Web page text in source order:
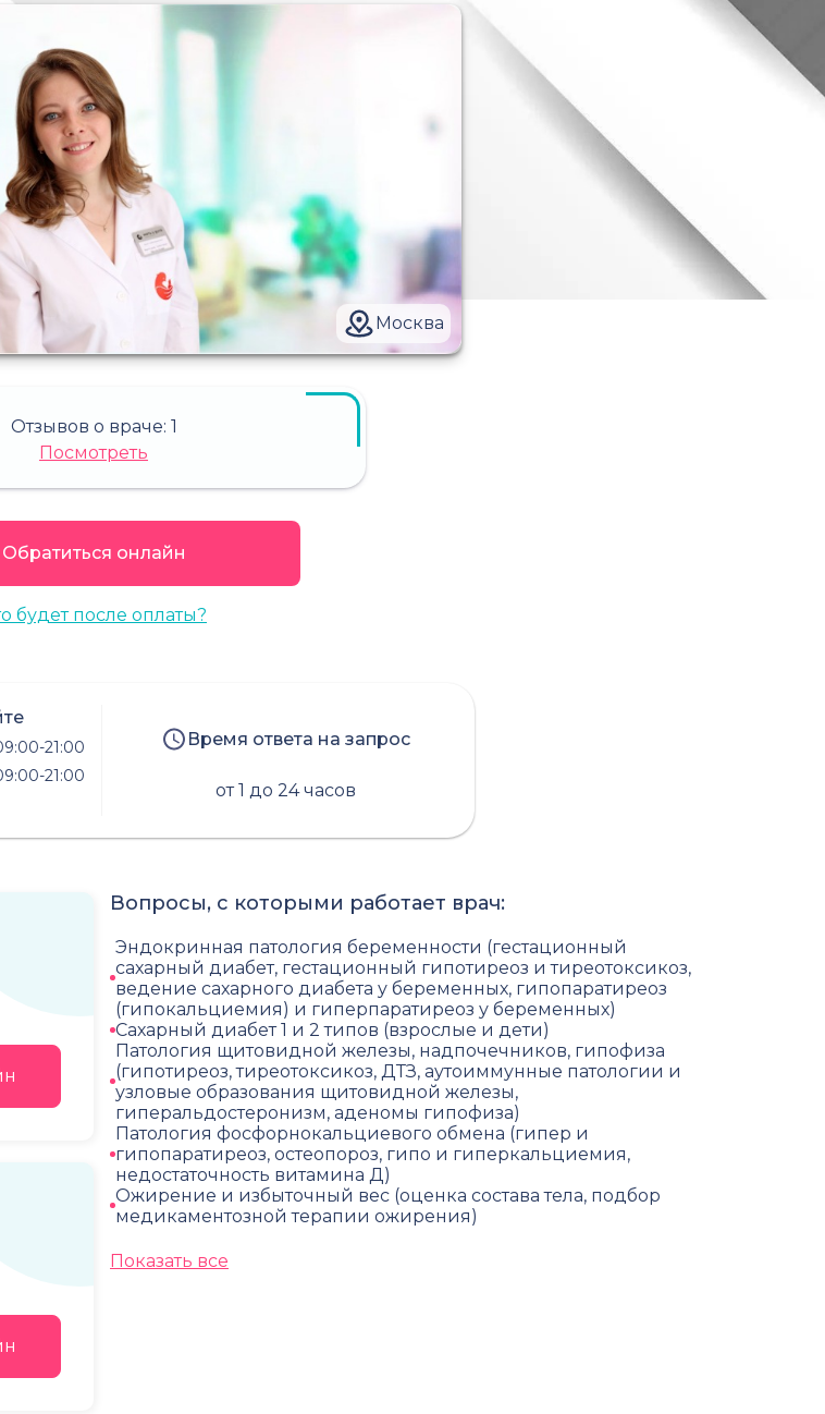
Москва
Отзывов о враче: 1
Посмотреть
Обратиться онлайн
будет после оплаты?
21:00
21:00
Время ответа на запрос
от 1 до 24 часов
Вопросы, с которыми работает врач:
Эндокринная патология беременности (гестационный
сахарный диабет, гестационный гипотиреоз и тиреотоксикоз,
ведение сахарного диабета у беременных, гипопаратиреоз
(гипокальциемия) и гиперпаратиреоз у беременных)
Сахарный диабет 1 и 2 типов (взрослые и дети)
Патология щитовидной железы, надпочечников, гипофиза
(гипотиреоз, тиреотоксикоз, ДТЗ, аутоиммунные патологии и
узловые образования щитовидной железы,
гиперальдостеронизм, аденомы гипофиза)
Патология фосфорнокальциевого обмена (гипер и
гипопаратиреоз, остеопороз, гипо и гиперкальциемия,
недостаточность витамина Д)
Ожирение и избыточный вес (оценка состава тела, подбор
медикаментозной терапии ожирения)
Показать все